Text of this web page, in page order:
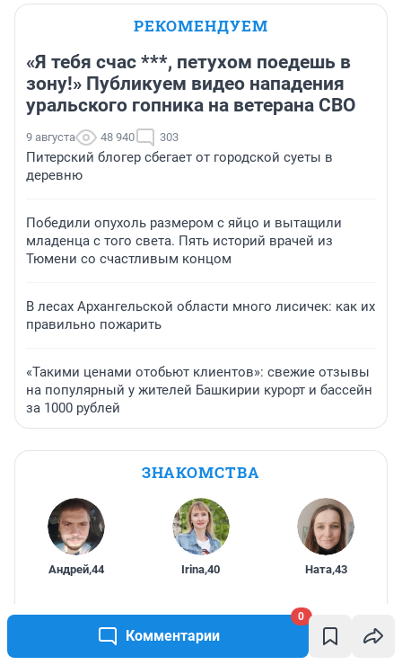
Комментарии
0
РЕКОМЕНДУЕМ
«Я тебя счас ***, петухом поедешь в
зону!» Публикуем видео нападения
уральского гопника на ветерана СВО
9 августа 48 940 303
Питерский блогер сбегает от городской суеты в
деревню
Победили опухоль размером с яйцо и вытащили
младенца с того света. Пять историй врачей из
Тюмени со счастливым концом
В лесах Архангельской области много лисичек: как их
правильно пожарить
«Такими ценами отобьют клиентов»: свежие отзывы
на популярный у жителей Башкирии курорт и бассейн
за 1000 рублей
ЗНАКОМСТВА
Андрей,44 Irina,40 Ната,43